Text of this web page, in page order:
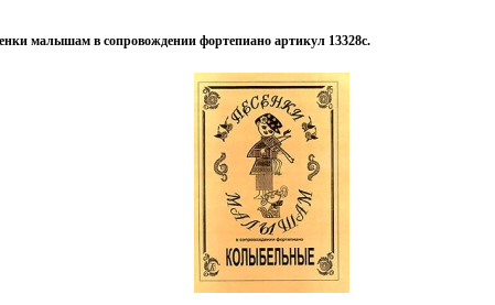
малышам в сопровождении фортепиано артикул 13328c.